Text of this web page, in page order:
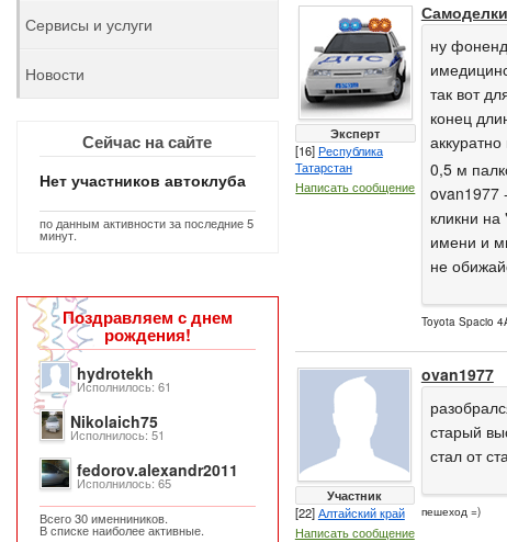
Эксперт
[16]Республика
Татарстан
Написать сообщение
ну
так вот
конец
0,5 м
ovan1977
кликни
имени и
не
Toyota Spacio
Участник
[22]Алтайский край
Написать сообщение
ovan1977
старый
стал от
пешеход =)
Сервисы и услуги
Новости
Сейчас на сайте
Нет участников автоклуба
по данным активности за последние 5
минут.
Поздравляем с днем
рождения!
hydrotekh
Исполнилось: 61
Nikolaich75
Исполнилось: 51
fedorov.alexandr2011
Исполнилось: 65
Всего 30 именниников.
В списке наиболее активные.